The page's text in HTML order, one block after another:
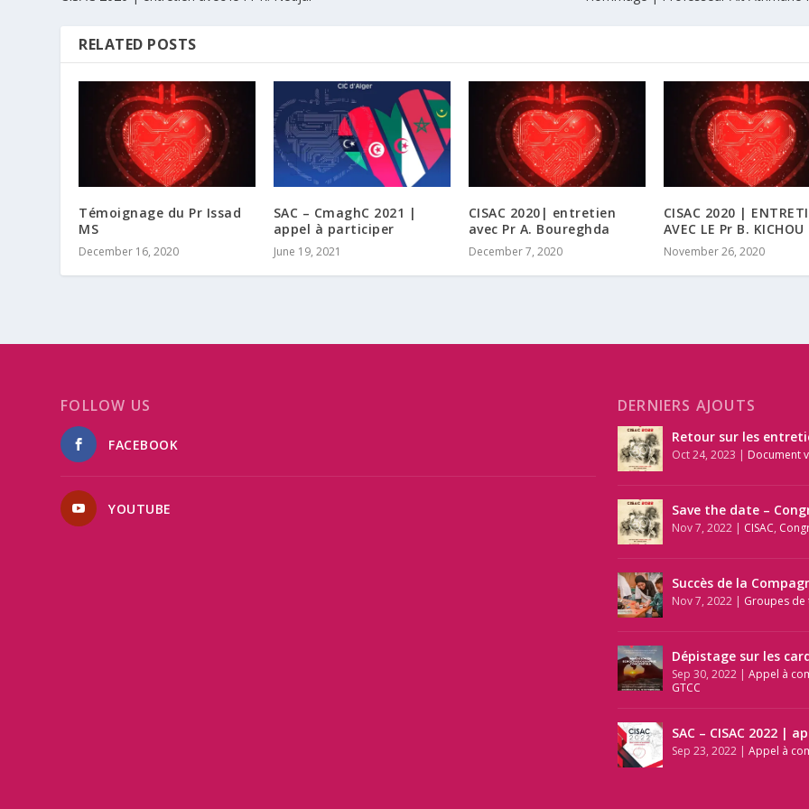
RELATED POSTS
Témoignage du Pr Issad
MS
December 16, 2020
SAC – CmaghC 2021 |
appel à participer
June 19, 2021
CISAC 2020| entretien
avec Pr A. Boureghda
December 7, 2020
CISAC 2020 |
AVEC LE Pr B. KICHOU
November 26, 2020
FOLLOW US
FACEBOOK
YOUTUBE
DERNIERS AJOUTS
Retour sur les
Oct 24, 2023 | Document
Save the date –
Nov 7, 2022 | CISAC,
Succès de la
Nov 7, 2022 | Groupes de
Dépistage sur les
Sep 30, 2022 | Appel à
GTCC
SAC – CISAC 2022 |
Sep 23, 2022 | Appel à